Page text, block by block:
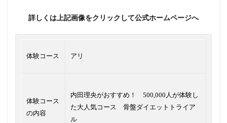
詳しくは上記画像をクリックして公式ホームページへ
体験コース アリ
体験コース
の内容
内田理央がおすすめ！ 500,000人が体験し
た大人気コース 骨盤ダイエットトライア
ル